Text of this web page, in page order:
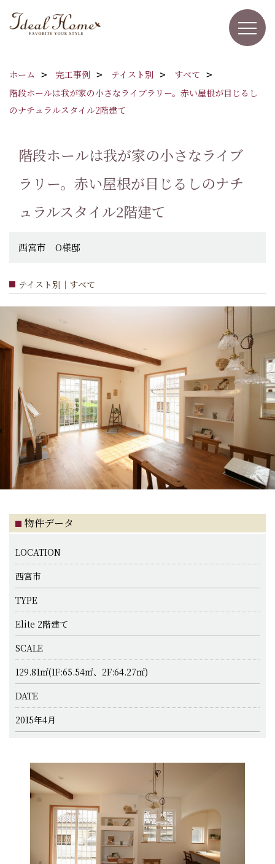
ホーム 完工事例 テイスト別
すべて
階段ホールは我が家の小さなライブラリー。赤い屋根が目じるし
のナチュラルスタイル2階建て
階段ホールは我が家の小さなライブ
ラリー。赤い屋根が目じるしのナチ
ュラルスタイル2階建て
西宮市 O様邸
テイスト別｜すべて
物件データ
LOCATION
西宮市
TYPE
Elite 2階建て
SCALE
129.81㎡(1F:65.54㎡、2F:64.27㎡)
DATE
2015年4月